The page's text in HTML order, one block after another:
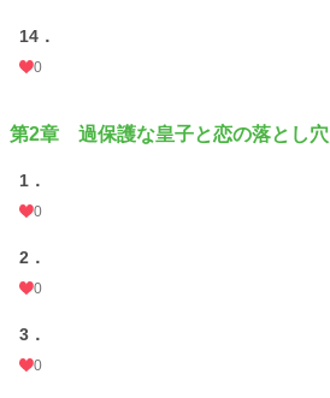
14．
0
第2章 過保護な皇子と恋の落とし穴
1．
0
2．
0
3．
0